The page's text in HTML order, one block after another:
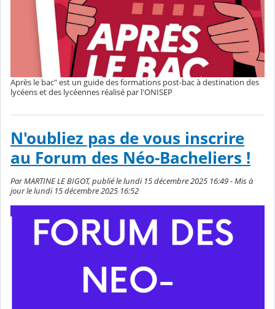
Après le bac" est un guide des formations post-bac à destination des
lycéens et des lycéennes réalisé par l'ONISEP
N'oubliez pas de vous inscrire
au Forum des Néo-Bacheliers !
Par MARTINE LE BIGOT, publié le lundi 15 décembre 2025 16:49 - Mis à
jour le lundi 15 décembre 2025 16:52